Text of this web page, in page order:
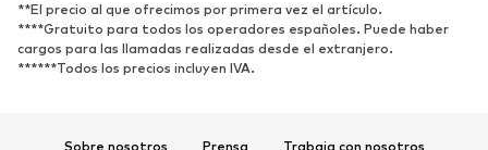
**El precio al que ofrecimos por primera vez el artículo.
****Gratuito para todos los operadores españoles. Puede haber
cargos para las llamadas realizadas desde el extranjero.
******Todos los precios incluyen IVA.
Sobre nosotros Prensa Trabaja con nosotros